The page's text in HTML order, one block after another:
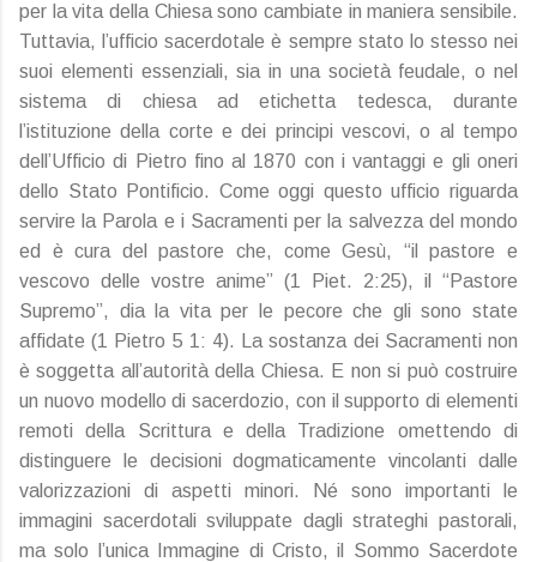
per la vita della Chiesa sono cambiate in maniera sensibile.
Tuttavia, l’ufficio sacerdotale è sempre stato lo stesso nei
suoi elementi essenziali, sia in una società feudale, o nel
sistema di chiesa ad etichetta tedesca, durante
l’istituzione della corte e dei principi vescovi, o al tempo
dell’Ufficio di Pietro fino al 1870 con i vantaggi e gli oneri
dello Stato Pontificio. Come oggi questo ufficio riguarda
servire la Parola e i Sacramenti per la salvezza del mondo
ed è cura del pastore che, come Gesù, “il pastore e
vescovo delle vostre anime” (1 Piet. 2:25), il “Pastore
Supremo”, dia la vita per le pecore che gli sono state
affidate (1 Pietro 5 1: 4). La sostanza dei Sacramenti non
è soggetta all’autorità della Chiesa. E non si può costruire
un nuovo modello di sacerdozio, con il supporto di elementi
remoti della Scrittura e della Tradizione omettendo di
distinguere le decisioni dogmaticamente vincolanti dalle
valorizzazioni di aspetti minori. Né sono importanti le
immagini sacerdotali sviluppate dagli strateghi pastorali,
ma solo l’unica Immagine di Cristo, il Sommo Sacerdote